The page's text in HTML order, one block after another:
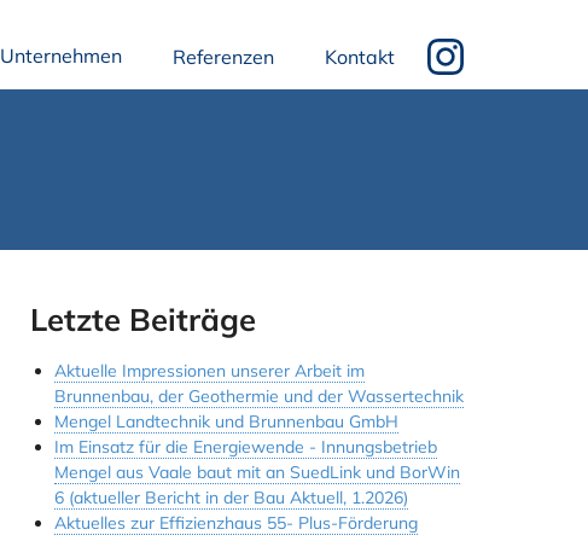
Unternehmen Referenzen Kontakt
Letzte Beiträge
Aktuelle Impressionen unserer Arbeit im
Brunnenbau, der Geothermie und der Wassertechnik
Mengel Landtechnik und Brunnenbau GmbH
Im Einsatz für die Energiewende - Innungsbetrieb
Mengel aus Vaale baut mit an SuedLink und BorWin
6 (aktueller Bericht in der Bau Aktuell, 1.2026)
Aktuelles zur Effizienzhaus 55- Plus-Förderung